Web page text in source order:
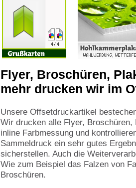
Flyer, Broschüren,
mehr drucken wir im
Unsere Offsetdruckartikel
Wir drucken alle Flyer,
inline Farbmessung und
Sammeldruck ein sehr gutes
sicherstellen. Auch die
Wie zum Beispiel das Falzen von
Broschüren.